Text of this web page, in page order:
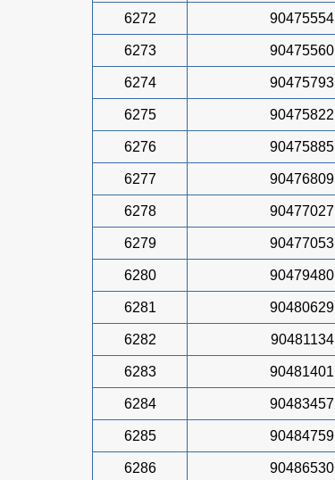
6272 90475554
6273 90475560
6274 90475793
6275 90475822
6276 90475885
6277 90476809
6278 90477027
6279 90477053
6280 90479480
6281 90480629
6282 90481134
6283 90481401
6284 90483457
6285 90484759
6286 90486530